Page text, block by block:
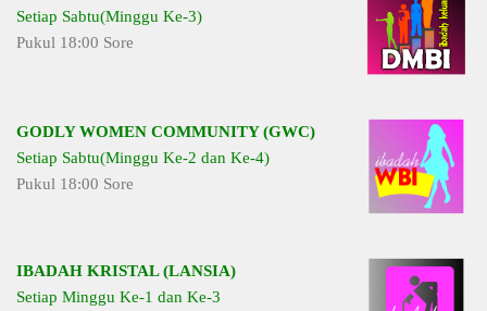
Setiap Sabtu(Minggu Ke-3)
Pukul 18:00 Sore
GODLY WOMEN COMMUNITY (GWC)
Setiap Sabtu(Minggu Ke-2 dan Ke-4)
Pukul 18:00 Sore
IBADAH KRISTAL (LANSIA)
Setiap Minggu Ke-1 dan Ke-3